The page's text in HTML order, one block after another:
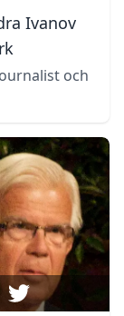
Ivanov
och